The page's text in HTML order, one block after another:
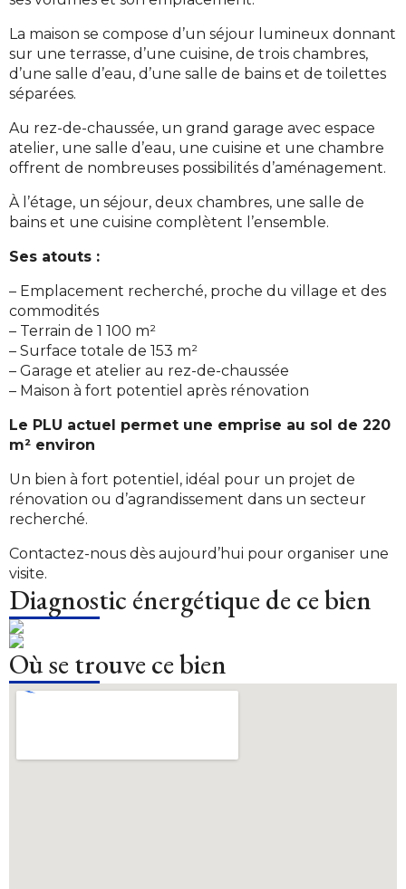
La maison se compose d’un séjour lumineux donnant
sur une terrasse, d’une cuisine, de trois chambres,
d’une salle d’eau, d’une salle de bains et de toilettes
séparées.
Au rez-de-chaussée, un grand garage avec espace
atelier, une salle d’eau, une cuisine et une chambre
offrent de nombreuses possibilités d’aménagement.
À l’étage, un séjour, deux chambres, une salle de
bains et une cuisine complètent l’ensemble.
Ses atouts :
– Emplacement recherché, proche du village et des
commodités
– Terrain de 1 100 m²
– Surface totale de 153 m²
– Garage et atelier au rez-de-chaussée
– Maison à fort potentiel après rénovation
Le PLU actuel permet une emprise au sol de 220
m² environ
Un bien à fort potentiel, idéal pour un projet de
rénovation ou d’agrandissement dans un secteur
recherché.
Contactez-nous dès aujourd’hui pour organiser une
visite.
Diagnostic énergétique de ce bien
Où se trouve ce bien